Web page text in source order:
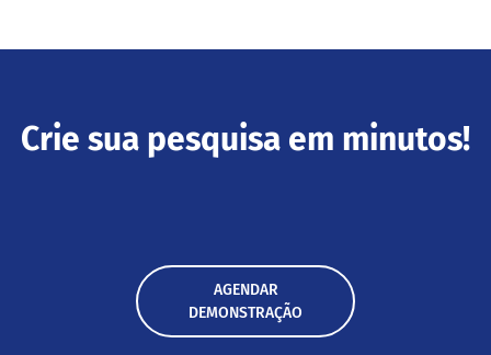
Crie sua pesquisa em minutos!
AGENDAR
DEMONSTRAÇÃO